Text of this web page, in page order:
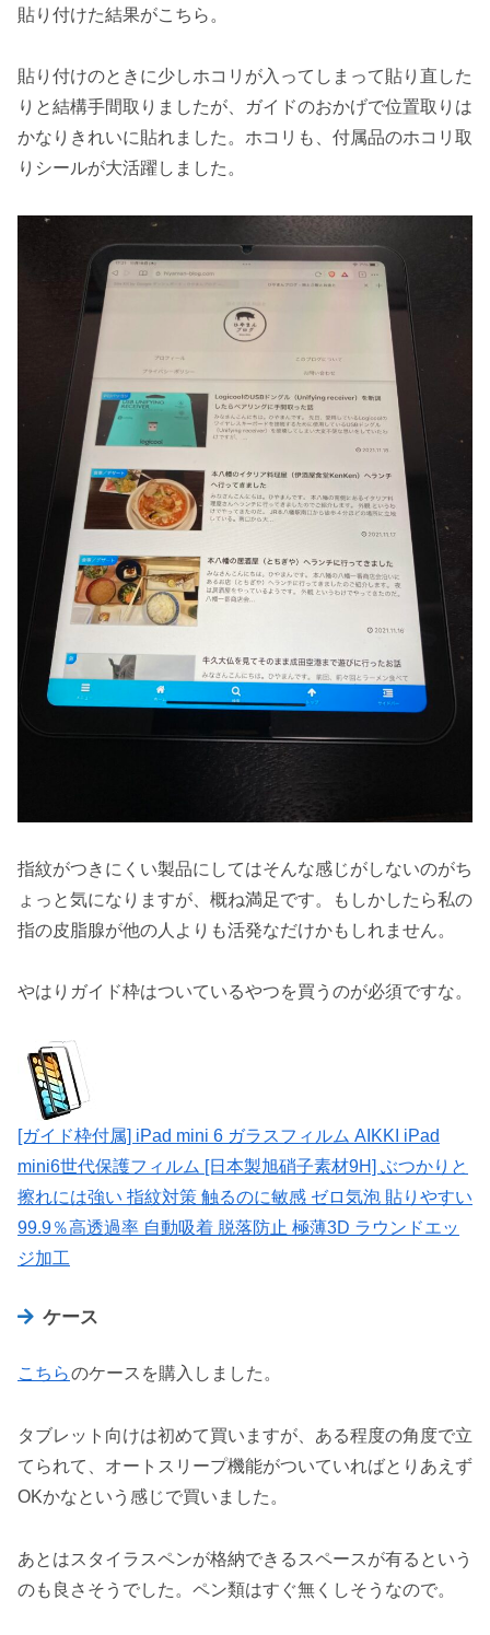
貼り付けた結果がこちら。
貼り付けのときに少しホコリが入ってしまって貼り直した
りと結構手間取りましたが、ガイドのおかげで位置取りは
かなりきれいに貼れました。ホコリも、付属品のホコリ取
りシールが大活躍しました。
指紋がつきにくい製品にしてはそんな感じがしないのがち
ょっと気になりますが、概ね満足です。もしかしたら私の
指の皮脂腺が他の人よりも活発なだけかもしれません。
やはりガイド枠はついているやつを買うのが必須ですな。
[ガイド枠付属] iPad mini 6 ガラスフィルム AIKKI iPad
mini6世代保護フィルム [日本製旭硝子素材9H] ぶつかりと
擦れには強い 指紋対策 触るのに敏感 ゼロ気泡 貼りやすい
99.9％高透過率 自動吸着 脱落防止 極薄3D ラウンドエッ
ジ加工
ケース
こちらのケースを購入しました。
タブレット向けは初めて買いますが、ある程度の角度で立
てられて、オートスリープ機能がついていればとりあえず
OKかなという感じで買いました。
あとはスタイラスペンが格納できるスペースが有るという
のも良さそうでした。ペン類はすぐ無くしそうなので。